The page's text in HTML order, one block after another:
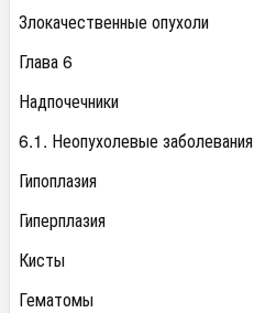
Злокачественные опухоли
Глава 6
Надпочечники
6.1. Неопухолевые заболевания
Гипоплазия
Гиперплазия
Кисты
Гематомы